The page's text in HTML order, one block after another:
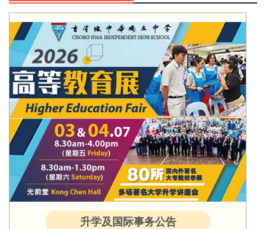
升学及国际事务公告